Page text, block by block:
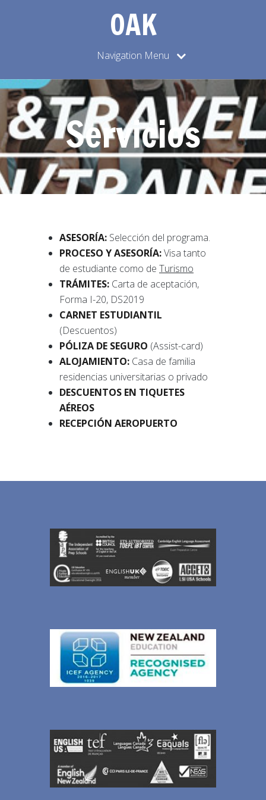
OAK
Navigation Menu
Servicios
ASESORÍA: Selección del programa.
PROCESO Y ASESORÍA:Visa tanto
de estudiante como de Turismo
TRÁMITES: Carta de aceptación,
Forma I-20, DS2019
CARNET ESTUDIANTIL
(Descuentos)
PÓLIZA DE SEGURO (Assist-card)
ALOJAMIENTO: Casa de familia
residencias universitarias o privado
DESCUENTOS EN TIQUETES
AÉREOS
RECEPCIÓN AEROPUERTO